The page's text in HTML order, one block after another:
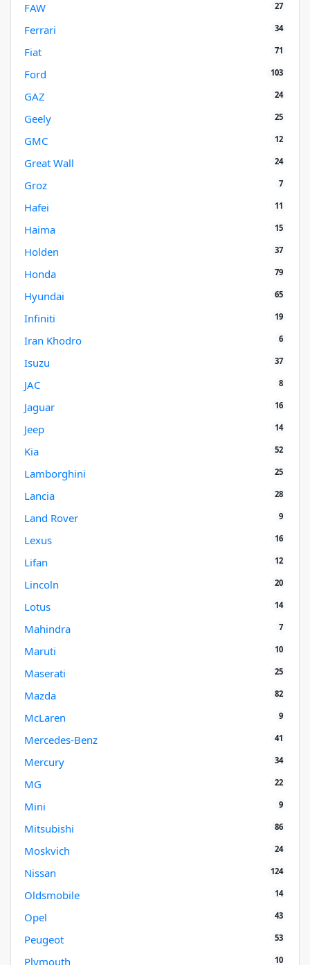
FAW 27
Ferrari 34
Fiat 71
Ford 103
GAZ 24
Geely 25
GMC 12
Great Wall 24
Groz 7
Hafei 11
Haima 15
Holden 37
Honda 79
Hyundai 65
Infiniti 19
Iran Khodro 6
Isuzu 37
JAC 8
Jaguar 16
Jeep 14
Kia 52
Lamborghini 25
Lancia 28
Land Rover 9
Lexus 16
Lifan 12
Lincoln 20
Lotus 14
Mahindra 7
Maruti 10
Maserati 25
Mazda 82
McLaren 9
Mercedes-Benz 41
Mercury 34
MG 22
Mini 9
Mitsubishi 86
Moskvich 24
Nissan 124
Oldsmobile 14
Opel 43
Peugeot 53
Plymouth 10